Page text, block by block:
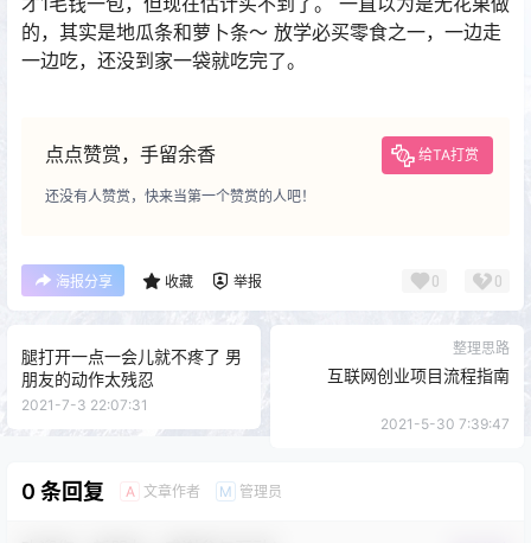
的，其实是地瓜条和萝卜条～ 放学必买零食之一，一边走
一边吃，还没到家一袋就吃完了。
点点赞赏，手留余香 给TA打赏
还没有人赞赏，快来当第一个赞赏的人吧！
海报分享 收藏 举报 0 0
腿打开一点一会儿就不疼了 男
朋友的动作太残忍
2021-7-3 22:07:31
整理思路
互联网创业项目流程指南
2021-5-30 7:39:47
0 条回复 A 文章作者 M 管理员